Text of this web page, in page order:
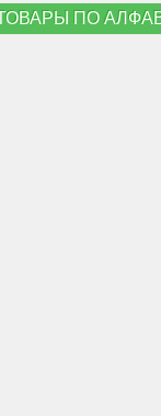
ПО